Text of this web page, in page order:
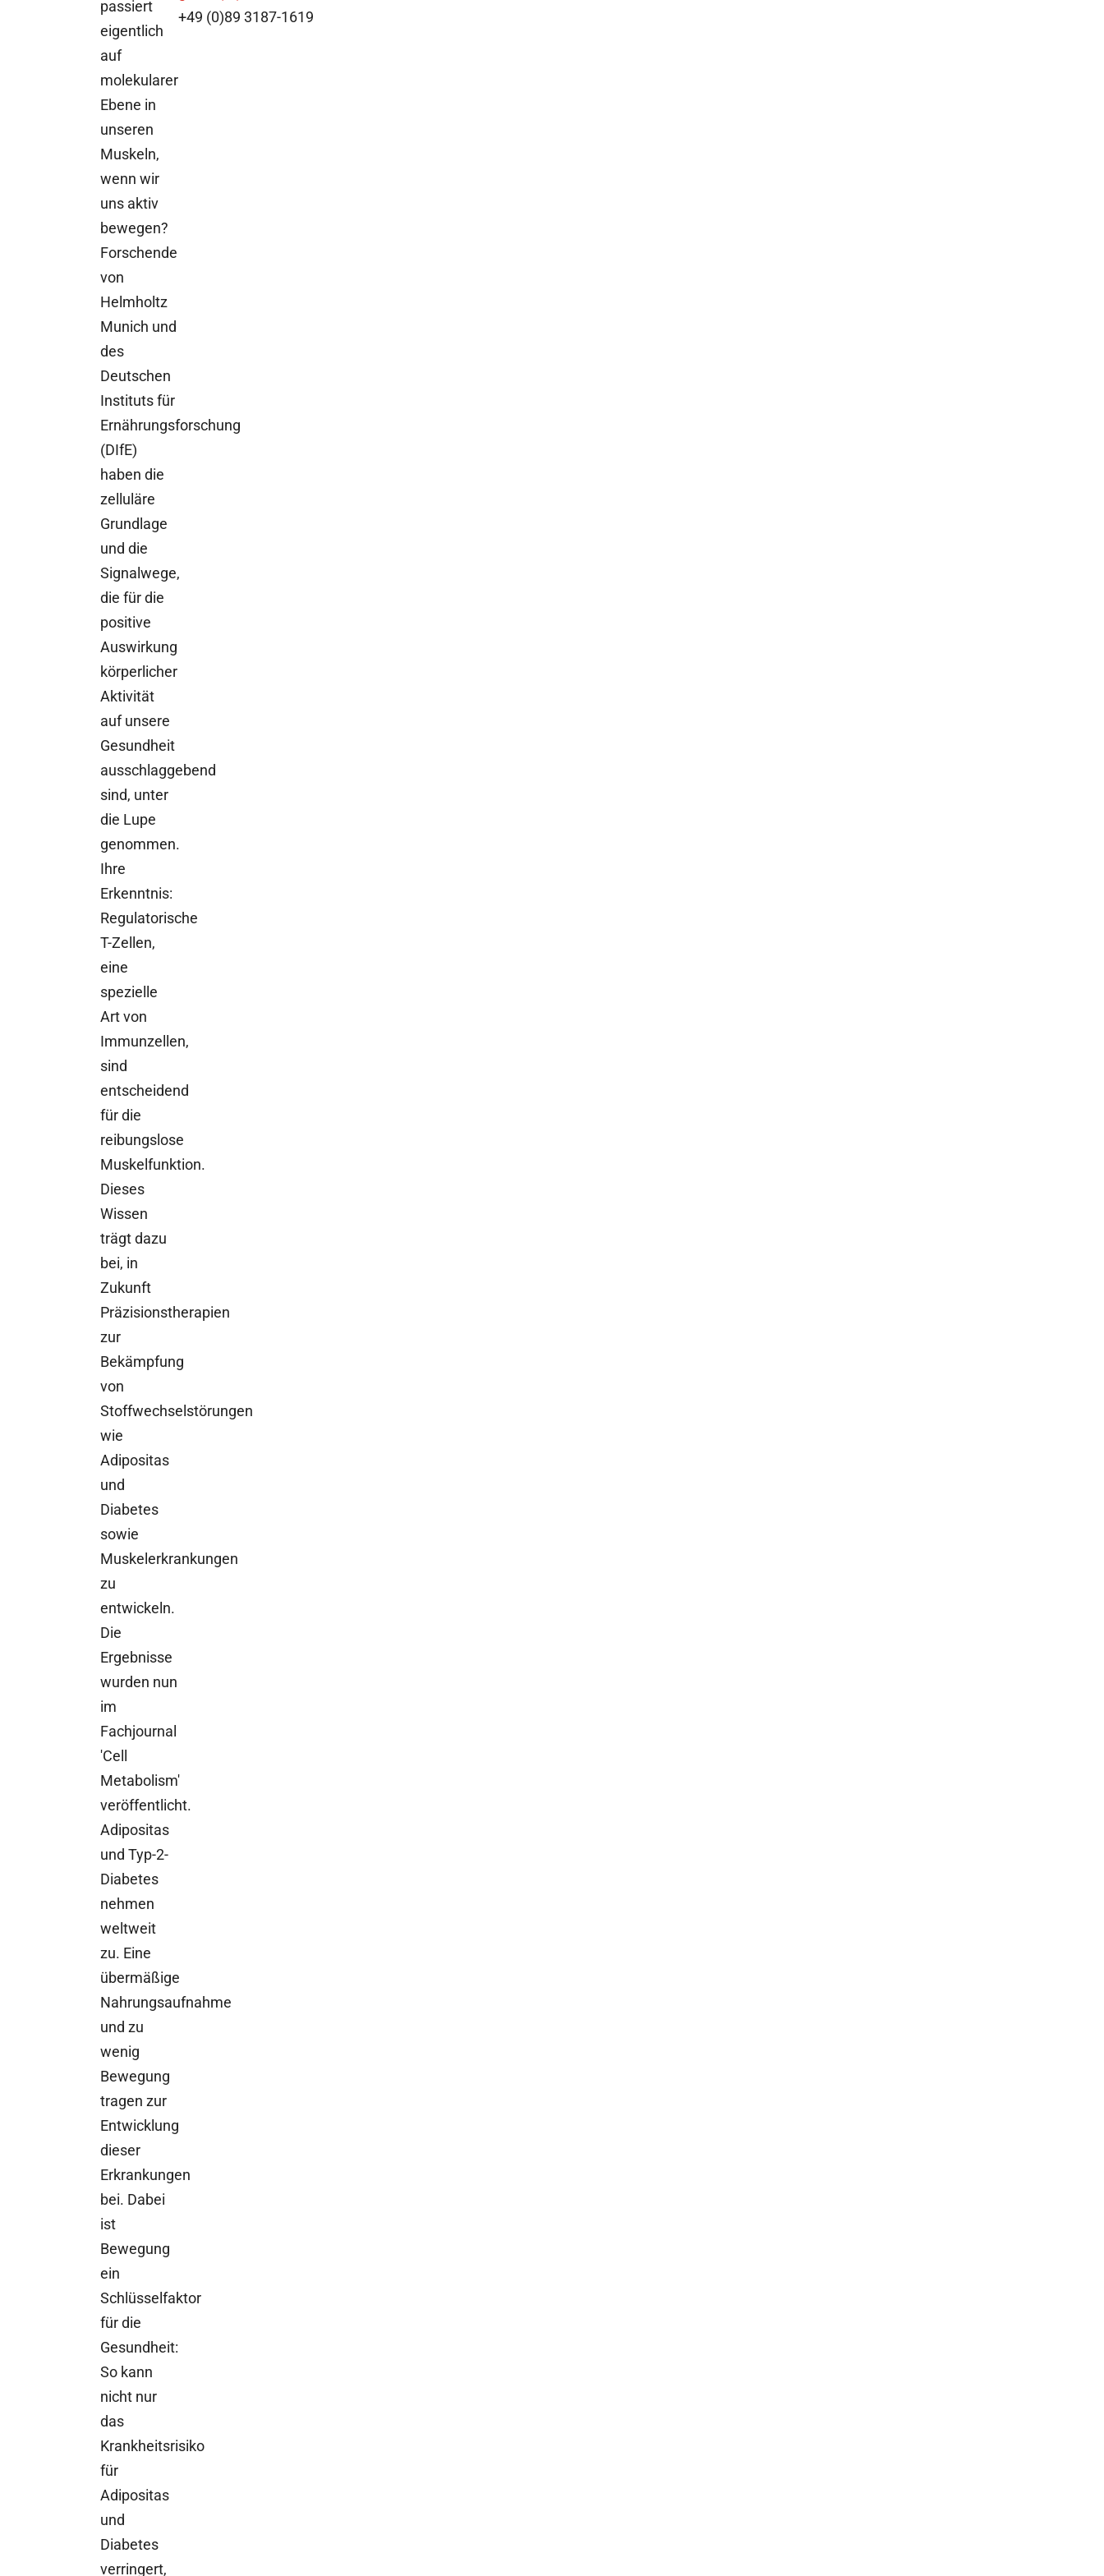
passiert
eigentlich
auf
molekularer
Ebene in
unseren
Muskeln,
wenn wir
uns aktiv
bewegen?
Forschende
von
Helmholtz
Munich und
des
Deutschen
Instituts für
Ernährungsforschung
(DIfE)
haben die
zelluläre
Grundlage
und die
Signalwege,
die für die
positive
Auswirkung
körperlicher
Aktivität
auf unsere
Gesundheit
ausschlaggebend
sind, unter
die Lupe
genommen.
Ihre
Erkenntnis:
Regulatorische
T-Zellen,
eine
spezielle
Art von
Immunzellen,
sind
entscheidend
für die
reibungslose
Muskelfunktion.
Dieses
Wissen
trägt dazu
bei, in
Zukunft
Präzisionstherapien
zur
Bekämpfung
von
Stoffwechselstörungen
wie
Adipositas
und
Diabetes
sowie
Muskelerkrankungen
zu
entwickeln.
Die
Ergebnisse
wurden nun
im
Fachjournal
'Cell
Metabolism'
veröffentlicht.
Adipositas
und Typ-2-
Diabetes
nehmen
weltweit
zu. Eine
übermäßige
Nahrungsaufnahme
und zu
wenig
Bewegung
tragen zur
Entwicklung
dieser
Erkrankungen
bei. Dabei
ist
Bewegung
ein
Schlüsselfaktor
für die
Gesundheit:
So kann
nicht nur
das
Krankheitsrisiko
für
Adipositas
und
Diabetes
verringert,
+49 (0)89 3187-1619